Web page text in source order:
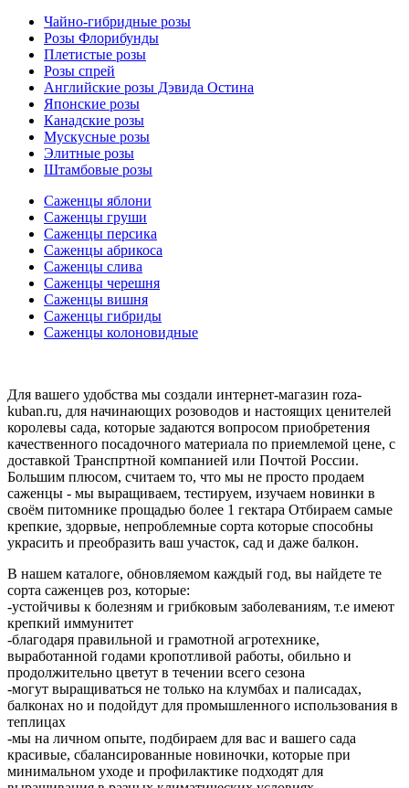
Чайно-гибридные розы
Розы Флорибунды
Плетистые розы
Розы спрей
Английские розы Дэвида Остина
Японские розы
Канадские розы
Мускусные розы
Элитные розы
Штамбовые розы
Саженцы яблони
Саженцы груши
Саженцы персика
Саженцы абрикоса
Саженцы слива
Саженцы черешня
Саженцы вишня
Саженцы гибриды
Саженцы колоновидные
Для вашего удобства мы создали интернет-магазин roza-
kuban.ru, для начинающих розоводов и настоящих ценителей
королевы сада, которые задаются вопросом приобретения
качественного посадочного материала по приемлемой цене, с
доставкой Транспртной компанией или Почтой России.
Большим плюсом, считаем то, что мы не просто продаем
саженцы - мы выращиваем, тестируем, изучаем новинки в
своём питомнике прощадью более 1 гектара Отбираем самые
крепкие, здорвые, непроблемные сорта которые способны
украсить и преобразить ваш участок, сад и даже балкон.
В нашем каталоге, обновляемом каждый год, вы найдете те
сорта саженцев роз, которые:
-устойчивы к болезням и грибковым заболеваниям, т.е имеют
крепкий иммунитет
-благодаря правильной и грамотной агротехнике,
выработанной годами кропотливой работы, обильно и
продолжительно цветут в течении всего сезона
-могут выращиваться не только на клумбах и палисадах,
балконах но и подойдут для промышленного использования в
теплицах
-мы на личном опыте, подбираем для вас и вашего сада
красивые, сбалансированные новиночки, которые при
минимальном уходе и профилактике подходят для